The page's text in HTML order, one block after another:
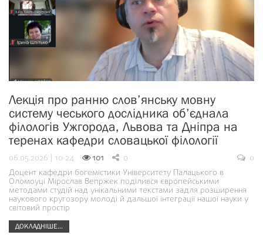
Лекція про ранню слов’янську мовну
систему чеського дослідника об’єднала
філологів Ужгорода, Львова та Дніпра на
теренах кафедри словацької філології
06.05.2026 | 10:24 101 0
0
Доцент кафедри богемістики Університету Палацького в
Оломоуці Мірослав Вепржек поділився європейськими
методами студій над унікальними текстами задля розширення
наукового кругозору молоді й дальшої інтеграції нашої науки у
світовий простір
ДОКЛАДНІШЕ...